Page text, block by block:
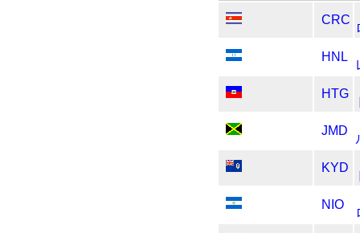
CRC
HNL
HTG
JMD
KYD
NIO